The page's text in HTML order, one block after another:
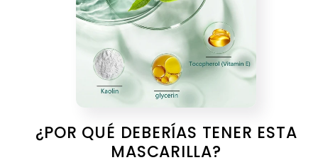
¿POR QUÉ DEBERÍAS TENER ESTA
MASCARILLA?